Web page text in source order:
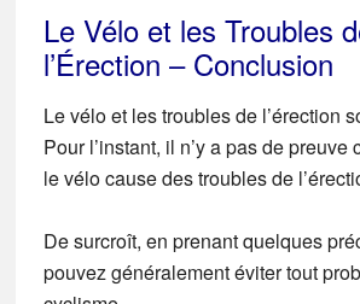
Le Vélo et les Troubles
l’Érection – Conclusion
Le vélo et les troubles de l’érection
Pour l’instant, il n’y a pas de preuve
le vélo cause des troubles de
De surcroît, en prenant quelques
pouvez généralement éviter tout